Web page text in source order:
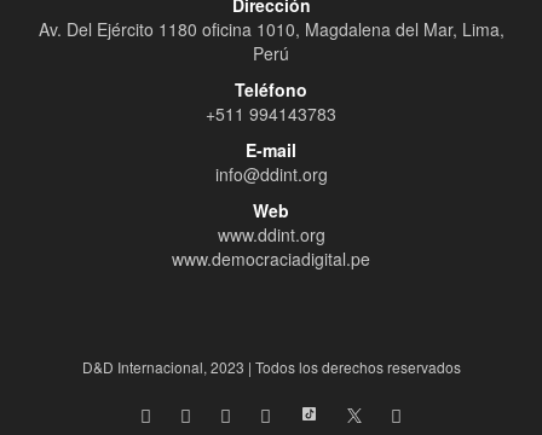
Av. Del Ejército 1180 oficina 1010, Magdalena del Mar, Lima,
Perú
Teléfono
+511 994143783
E-mail
info@ddint.org
Web
www.ddint.org
www.democraciadigital.pe
D&D Internacional, 2023 | Todos los derechos reservados